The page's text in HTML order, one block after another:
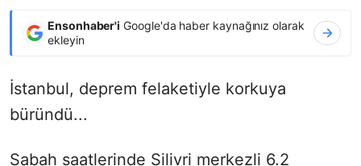
Ensonhaber'i Google'da haber kaynağınız olarak
ekleyin
İstanbul, deprem felaketiyle korkuya
büründü...
Sabah saatlerinde Silivri merkezli 6.2